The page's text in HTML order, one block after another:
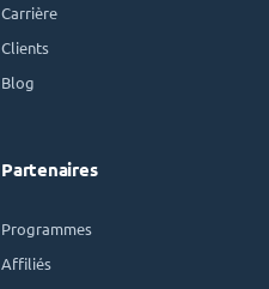
Carrière
Clients
Blog
Partenaires
Programmes
Affiliés